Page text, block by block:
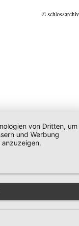
©
von Dritten, um
und Werbung